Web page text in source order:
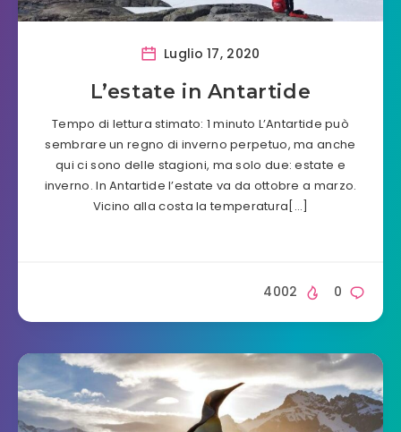
Luglio 17, 2020
L’estate in Antartide
Tempo di lettura stimato: 1 minuto L’Antartide può
sembrare un regno di inverno perpetuo, ma anche
qui ci sono delle stagioni, ma solo due: estate e
inverno. In Antartide l’estate va da ottobre a marzo.
Vicino alla costa la temperatura[…]
0
4002